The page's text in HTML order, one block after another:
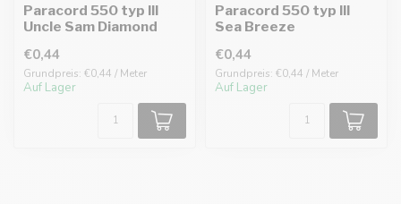
Paracord 550 typ III
Uncle Sam Diamond
€0,44
Grundpreis: €0,44 / Meter
Auf Lager
Paracord 550 typ III
Sea Breeze
€0,44
Grundpreis: €0,44 / Meter
Auf Lager